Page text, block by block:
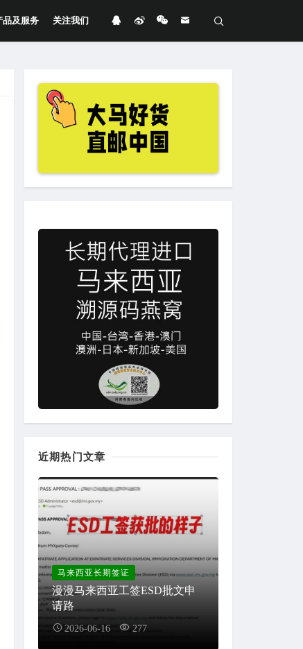
品及服务 关注我们
近期热门文章
马来西亚长期签证
漫漫马来西亚工签ESD批文申
请路
2026-06-16 277